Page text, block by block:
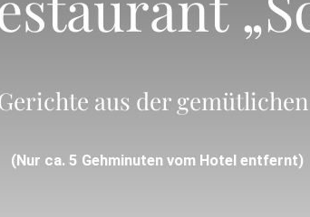
aus der
(Nur ca. 5 Gehminuten vom Hotel entfernt)